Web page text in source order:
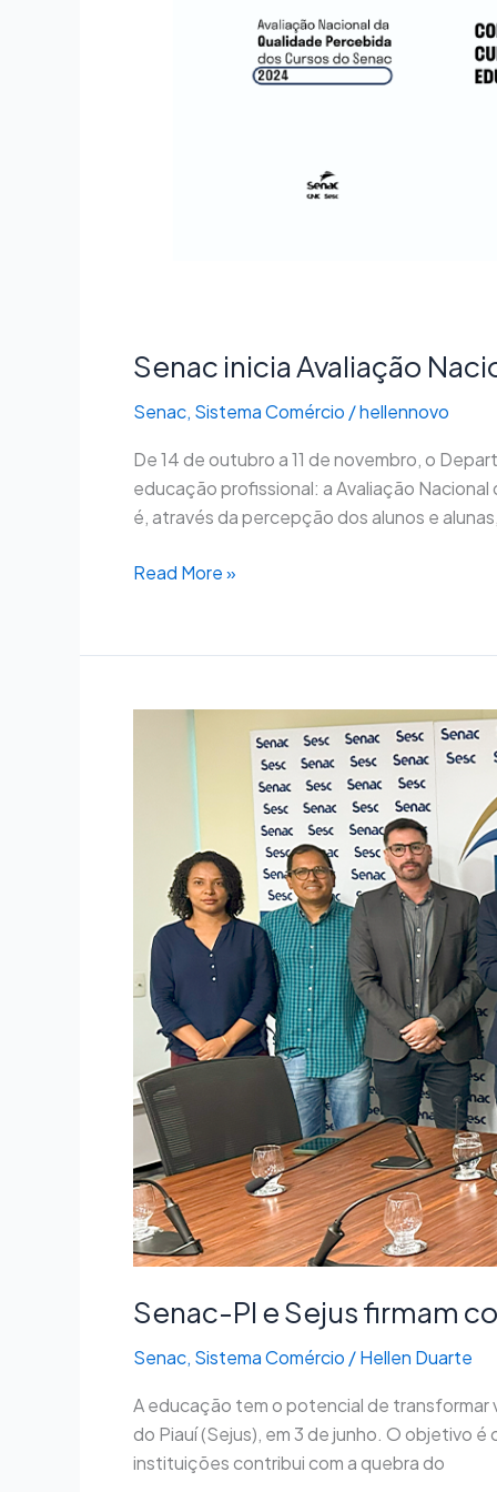
Senac inicia Avaliação
Senac, Sistema Comércio /hellennovo
De 14 de outubro a 11 de novembro, o
educação profissional: a Avaliação
é, através da percepção dos alunos e
Read More »
Senac-PI e Sejus firmam
Senac, Sistema Comércio /Hellen Duarte
A educação tem o potencial de transformar
do Piauí (Sejus), em 3 de junho. O objetivo
instituições contribui com a quebra do
Senac-
convênio
para
qualificar
egressos
do
sistema
prisional